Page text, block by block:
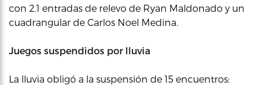
con 2.1 entradas de relevo de Ryan Maldonado y un
cuadrangular de Carlos Noel Medina.
Juegos suspendidos por lluvia
La lluvia obligó a la suspensión de 15 encuentros: